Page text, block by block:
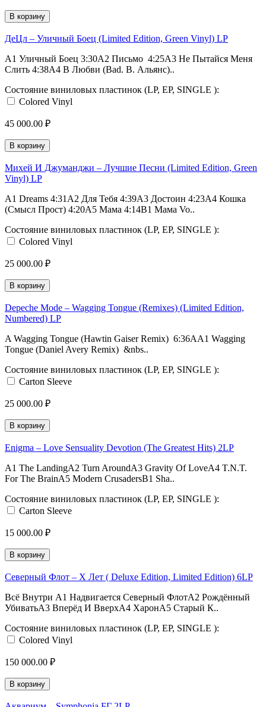
В корзину
ДеЦл – Уличный Боец (Limited Edition, Green Vinyl) LP
A1 Уличный Боец 3:30A2 Письмо 4:25A3 Не Пытайся Меня
Слить 4:38A4 В Любви (Bad. B. Альянс)..
Состояние виниловых пластинок (LP, EP, SINGLE ):
Colored Vinyl
45 000.00 ₽
В корзину
Михей И Джуманджи – Лучшие Песни (Limited Edition, Green
Vinyl) LP
A1 Dreams 4:31A2 Для Тебя 4:39A3 Достоин 4:23A4 Кошка
(Смысл Прост) 4:20A5 Мама 4:14B1 Мама Vo..
Состояние виниловых пластинок (LP, EP, SINGLE ):
Colored Vinyl
25 000.00 ₽
В корзину
Depeche Mode – Wagging Tongue (Remixes) (Limited Edition,
Numbered) LP
A Wagging Tongue (Hawtin Gaiser Remix) 6:36AA1 Wagging
Tongue (Daniel Avery Remix) &nbs..
Состояние виниловых пластинок (LP, EP, SINGLE ):
Carton Sleeve
25 000.00 ₽
В корзину
Enigma – Love Sensuality Devotion (The Greatest Hits) 2LP
A1 The LandingA2 Turn AroundA3 Gravity Of LoveA4 T.N.T.
For The BrainA5 Modern CrusadersB1 Sha..
Состояние виниловых пластинок (LP, EP, SINGLE ):
Carton Sleeve
15 000.00 ₽
В корзину
Северный Флот – X Лет ( Deluxe Edition, Limited Edition) 6LP
Всё Внутри A1 Надвигается Северный ФлотA2 Рождённый
УбиватьA3 Вперёд И ВверхA4 ХаронA5 Старый К..
Состояние виниловых пластинок (LP, EP, SINGLE ):
Colored Vinyl
150 000.00 ₽
В корзину